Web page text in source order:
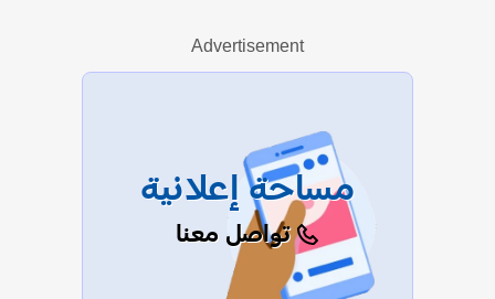
عرض الكل
Advertisement
مساحة إعلانية
تواصل معنا